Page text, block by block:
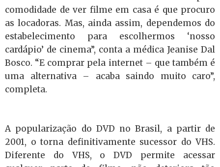
comodidade de ver filme em casa é que procuro
as locadoras. Mas, ainda assim, dependemos do
estabelecimento para escolhermos ‘nosso
cardápio’ de cinema”, conta a médica Jeanise Dal
Bosco. “E comprar pela internet – que também é
uma alternativa – acaba saindo muito caro”,
completa.
A popularização do DVD no Brasil, a partir de
2001, o torna definitivamente sucessor do VHS.
Diferente do VHS, o DVD permite acessar